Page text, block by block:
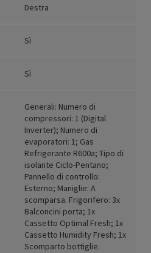
Destra
Sì
Sì
Generali: Numero di
compressori: 1 (Digital
Inverter); Numero di
evaporatori: 1; Gas
Refrigerante R600a; Tipo di
isolante Ciclo-Pentano;
Pannello di controllo:
Esterno; Maniglie: A
scomparsa. Frigorifero: 3x
Balconcini porta; 1x
Cassetto Optimal Fresh; 1x
Cassetto Humidity Fresh; 1x
Scomparto bottiglie.